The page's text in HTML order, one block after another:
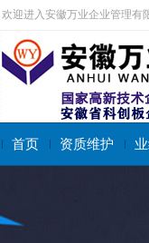
欢迎进入安徽万业企业管理有
首页 资质维护
搜索关键字： 施工总承